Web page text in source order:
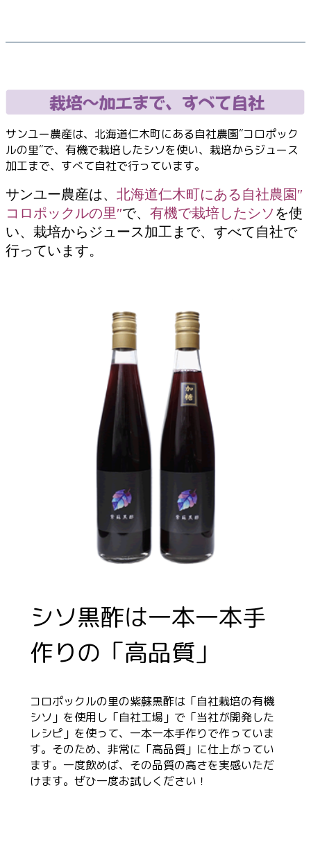
サンユー農産は、北海道仁木町にある自社農園″コロポック
ルの里″で、有機で栽培したシソを使い、栽培からジュース
加工まで、すべて自社で行っています。
サンユー農産は、 北海道仁木町にある自社農園″
コロポックルの里″で、 有機で栽培したシソ を使
い、栽培からジュース加工まで、すべて自社で
行っています。
シソ黒酢は一本一本手
作りの「高品質」
コロポックルの里の紫蘇黒酢は「自社栽培の有機
シソ」を使用し「自社工場」で「当社が開発した
レシピ」を使って、一本一本手作りで作っていま
す。そのため、非常に「高品質」に仕上がってい
ます。一度飲めば、その品質の高さを実感いただ
けます。ぜひ一度お試しください！